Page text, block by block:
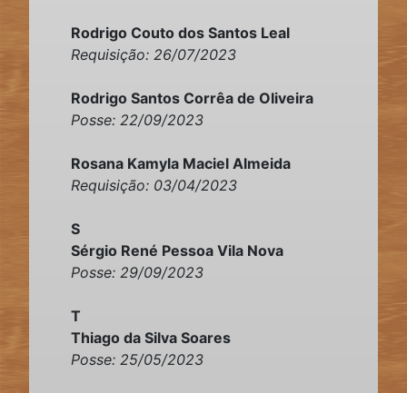
Rodrigo Couto dos Santos Leal
Requisição: 26/07/2023
Rodrigo Santos Corrêa de Oliveira
Posse: 22/09/2023
Rosana Kamyla Maciel Almeida
Requisição: 03/04/2023
S
Sérgio René Pessoa Vila Nova
Posse: 29/09/2023
T
Thiago da Silva Soares
Posse: 25/05/2023